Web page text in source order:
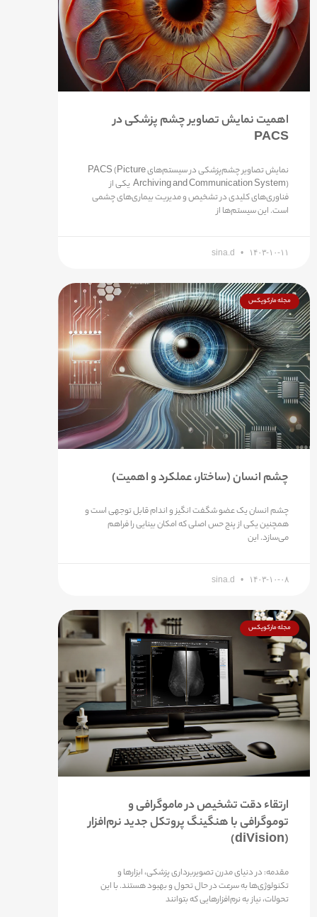
اهمیت نمایش تصاویر چشم پزشکی در
PACS
نمایش تصاویر چشم‌پزشکی در سیستم‌های PACS (Picture
Archiving and Communication System) یکی از
فناوری‌های کلیدی در تشخیص و مدیریت بیماری‌های چشمی
است. این سیستم‌ها از
sina.d ۱۴۰۳-۱۰-۱۱
مجله مارکوپکس
چشم انسان (ساختار، عملکرد و اهمیت)
چشم انسان یک عضو شگفت انگیز و اندام قابل توجهی است و
همچنین یکی از پنج حس اصلی که امکان بینایی را فراهم
می‌سازد. این
sina.d ۱۴۰۳-۱۰-۰۸
مجله مارکوپکس
ارتقاء دقت تشخیص در ماموگرافی و
توموگرافی با هنگینگ پروتکل جدید نرم‌افزار
(diVision)
مقدمه: در دنیای مدرن تصویربرداری پزشکی، ابزارها و
تکنولوژی‌ها به سرعت در حال تحول و بهبود هستند. با این
تحولات، نیاز به نرم‌افزارهایی که بتوانند